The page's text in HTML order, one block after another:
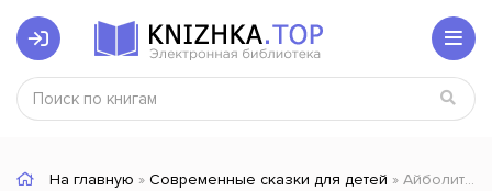
На главную » Современные сказки для детей » Айболит и другие сказки